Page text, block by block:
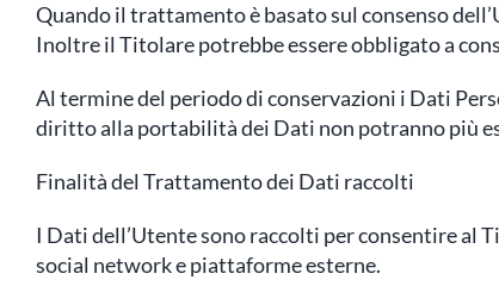
Quando il trattamento è basato sul consenso
Inoltre il Titolare potrebbe essere obbligato a
Al termine del periodo di conservazioni i Dati
diritto alla portabilità dei Dati non potranno più
Finalità del Trattamento dei Dati raccolti
I Dati dell’Utente sono raccolti per consentire al
social network e piattaforme esterne.